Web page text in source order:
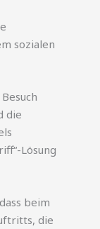
sozialen
die
Lösung
beim
die